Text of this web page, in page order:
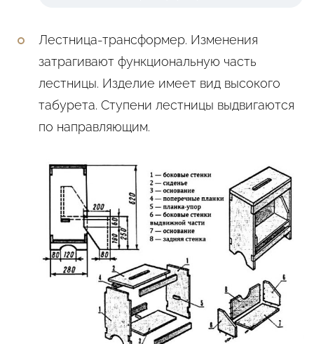
Лестница-трансформер. Изменения
затрагивают функциональную часть
лестницы. Изделие имеет вид высокого
табурета. Ступени лестницы выдвигаются
по направляющим.